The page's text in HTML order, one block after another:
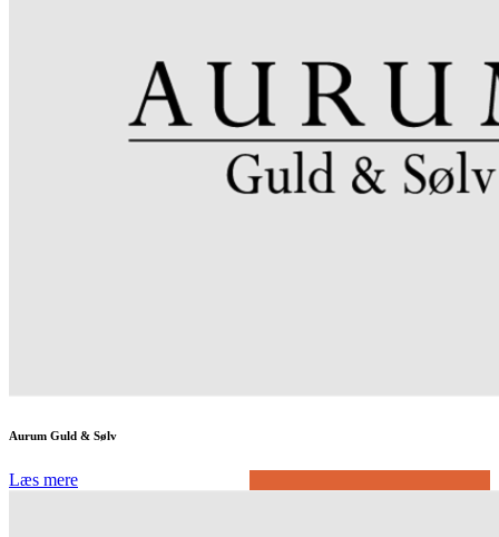
Aurum Guld & Sølv
Læs mere